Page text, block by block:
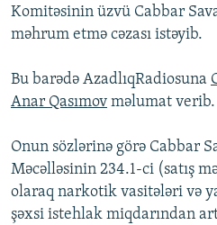
BIZIMLƏ ƏLAQƏ
XƏBƏR BÜLLETENLƏRIMIZ
Komitəsinin üzvü Cabbar
məhrum etmə cəzası istəyib.
Bu barədə AzadlıqRadiosuna
Anar Qasımov məlumat verib.
Onun sözlərinə görə Cabbar
Məcəlləsinin 234.1-ci (satış
olaraq narkotik vasitələri və
şəxsi istehlak miqdarından